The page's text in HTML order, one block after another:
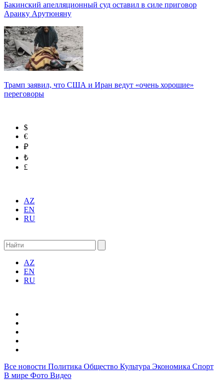
Бакинский апелляционный суд оставил в силе приговор
Араику Арутюняну
Трамп заявил, что США и Иран ведут «очень хорошие»
переговоры
$
€
₽
₺
£
AZ
EN
RU
AZ
EN
RU
Все новости Политика Общество Культура Экономика Спорт
В мире Фото Видео